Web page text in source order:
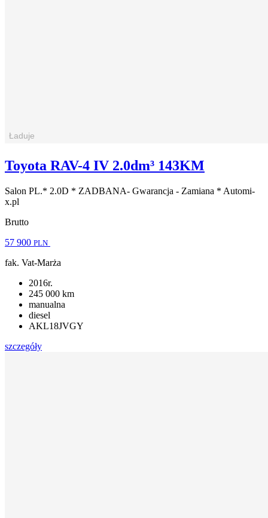
Toyota RAV-4 IV 2.0dm³ 143KM
Salon PL.* 2.0D * ZADBANA- Gwarancja - Zamiana * Automi-
x.pl
Brutto
57 900 PLN
fak. Vat-Marża
2016r.
245 000 km
manualna
diesel
AKL18JVGY
szczegóły